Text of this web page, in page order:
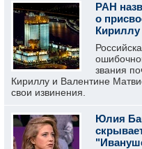
РАН
о
звания
Кириллу и Валентине
свои извинения.
Юлия